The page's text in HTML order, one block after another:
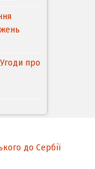
про
до
прав
у
до Сербії